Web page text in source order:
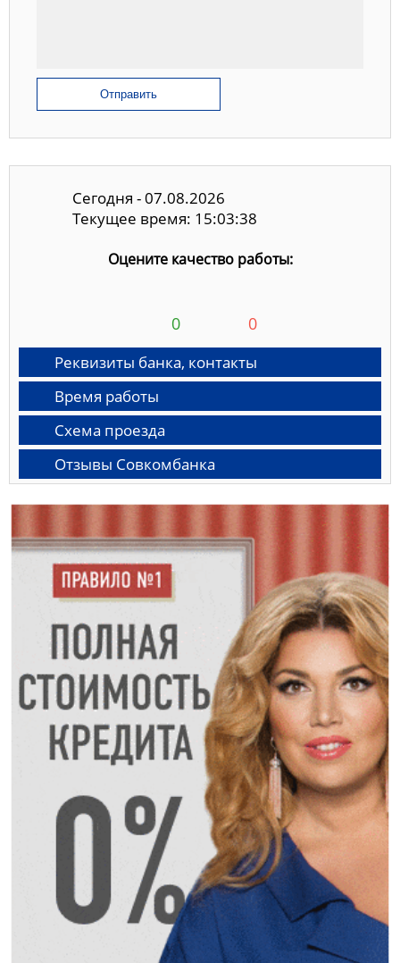
Отправить
Сегодня - 07.08.2026
Текущее время: 15:03:39
Оцените качество работы:
0 0
Реквизиты банка, контакты
Время работы
Схема проезда
Отзывы Совкомбанка